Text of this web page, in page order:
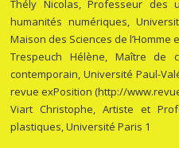
Thély Nicolas, Professeur des
humanités numériques,
Maison des Sciences de l’Homme
Trespeuch Hélène, Maître de
contemporain, Université Paul-
revue exPosition (http://
Viart Christophe, Artiste et
plastiques, Université Paris 1